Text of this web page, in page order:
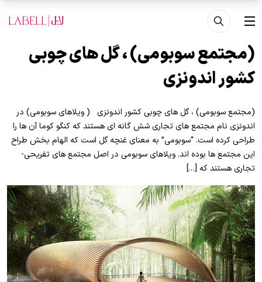
رفتن به محتوای اصلی
منو
(مجتمع سوبومی) ، گل های چوبی
کشور اندونزی
(مجتمع سوبومی) ، گل های چوبی کشور اندونزی ( ویلاهای سوبومی) در
اندونزی نام مجتمع های تجاری شش گانه ای هستند که کنگو کوما آن ها را
طراحی کرده است. “سوبومی” به معنای غنچه گل است که الهام بخش طراح
این مجتمع ها بوده اند. ویلاهای سوبومی در اصل مجتمع های تفریحی-
تجاری هستند که […]